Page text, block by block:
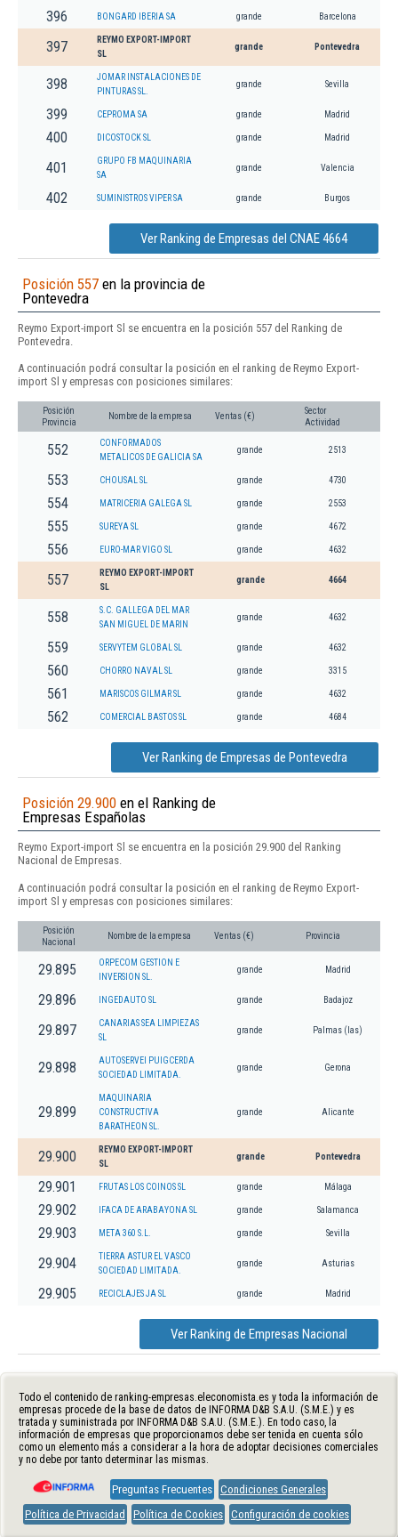
396 BONGARD IBERIA SA grande Barcelona
397
REYMO EXPORT-IMPORT
SL
grande Pontevedra
398
JOMAR INSTALACIONES DE
PINTURAS SL.
grande Sevilla
399 CEPROMA SA grande Madrid
400 DICOSTOCK SL grande Madrid
401
GRUPO FB MAQUINARIA
SA
grande Valencia
402 SUMINISTROS VIPER SA grande Burgos
Ver Ranking de Empresas del CNAE 4664
Posición 557 en la provincia de
Pontevedra
Reymo Export-import Sl se encuentra en la posición 557 del Ranking de
Pontevedra.
A continuación podrá consultar la posición en el ranking de Reymo Export-
import Sl y empresas con posiciones similares:
Posición
Provincia
Nombre de la empresa Ventas (€)
Sector
Actividad
552
CONFORMADOS
METALICOS DE GALICIA SA
grande 2513
553 CHOUSAL SL grande 4730
554 MATRICERIA GALEGA SL grande 2553
555 SUREYA SL grande 4672
556 EURO-MAR VIGO SL grande 4632
557
REYMO EXPORT-IMPORT
SL
grande 4664
558
S.C. GALLEGA DEL MAR
SAN MIGUEL DE MARIN
grande 4632
559 SERVYTEM GLOBAL SL grande 4632
560 CHORRO NAVAL SL grande 3315
561 MARISCOS GILMAR SL grande 4632
562 COMERCIAL BASTOS SL grande 4684
Ver Ranking de Empresas de Pontevedra
Posición 29.900 en el Ranking de
Empresas Españolas
Reymo Export-import Sl se encuentra en la posición 29.900 del Ranking
Nacional de Empresas.
A continuación podrá consultar la posición en el ranking de Reymo Export-
import Sl y empresas con posiciones similares:
Posición
Nacional
Nombre de la empresa Ventas (€) Provincia
29.895
ORPECOM GESTION E
INVERSION SL.
grande Madrid
29.896 INGEDAUTO SL grande Badajoz
29.897
CANARIAS SEA LIMPIEZAS
SL
grande Palmas (las)
29.898
AUTOSERVEI PUIGCERDA
SOCIEDAD LIMITADA.
grande Gerona
29.899
MAQUINARIA
CONSTRUCTIVA
BARATHEON SL.
grande Alicante
29.900
REYMO EXPORT-IMPORT
SL
grande Pontevedra
29.901 FRUTAS LOS COINOS SL grande Málaga
29.902 IFACA DE ARABAYONA SL grande Salamanca
29.903 META 360 S.L. grande Sevilla
29.904
TIERRA ASTUR EL VASCO
SOCIEDAD LIMITADA.
grande Asturias
29.905 RECICLAJES JA SL grande Madrid
Ver Ranking de Empresas Nacional
Todo el contenido de ranking-empresas.eleconomista.es y toda la información de
empresas procede de la base de datos de INFORMA D&B S.A.U. (S.M.E.) y es
tratada y suministrada por INFORMA D&B S.A.U. (S.M.E.). En todo caso, la
información de empresas que proporcionamos debe ser tenida en cuenta sólo
como un elemento más a considerar a la hora de adoptar decisiones comerciales
y no debe por tanto determinar las mismas.
Preguntas Frecuentes Condiciones Generales
Política de Privacidad
Política de Cookies Configuración de cookies